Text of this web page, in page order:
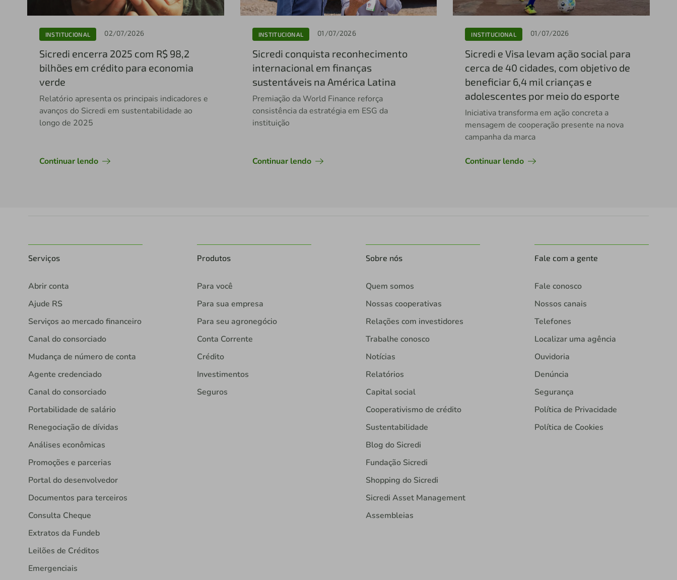
INSTITUCIONAL 02/07/2026
Sicredi encerra 2025 com R$ 98,2
bilhões em crédito para economia
verde
Relatório apresenta os principais indicadores e
avanços do Sicredi em sustentabilidade ao
longo de 2025
Continuar lendo
INSTITUCIONAL 01/07/2026
Sicredi conquista reconhecimento
internacional em finanças
sustentáveis na América Latina
Premiação da World Finance reforça
consistência da estratégia em ESG da
instituição
Continuar lendo
INSTITUCIONAL 01/07/2026
Sicredi e Visa levam ação social para
cerca de 40 cidades, com objetivo de
beneficiar 6,4 mil crianças e
adolescentes por meio do esporte
Iniciativa transforma em ação concreta a
mensagem de cooperação presente na nova
campanha da marca
Continuar lendo
Serviços
Abrir conta
Ajude RS
Serviços ao mercado financeiro
Canal do consorciado
Mudança de número de conta
Agente credenciado
Canal do consorciado
Portabilidade de salário
Renegociação de dívidas
Análises econômicas
Promoções e parcerias
Portal do desenvolvedor
Documentos para terceiros
Consulta Cheque
Extratos da Fundeb
Leilões de Créditos
Emergenciais
Produtos
Para você
Para sua empresa
Para seu agronegócio
Conta Corrente
Crédito
Investimentos
Seguros
Sobre nós
Quem somos
Nossas cooperativas
Relações com investidores
Trabalhe conosco
Notícias
Relatórios
Capital social
Cooperativismo de crédito
Sustentabilidade
Blog do Sicredi
Fundação Sicredi
Shopping do Sicredi
Sicredi Asset Management
Assembleias
Fale com a gente
Fale conosco
Nossos canais
Telefones
Localizar uma agência
Ouvidoria
Denúncia
Segurança
Política de Privacidade
Política de Cookies